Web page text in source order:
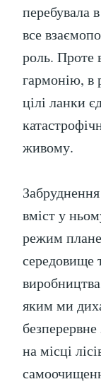
перебувала
все
роль.
гармонію, в
цілі ланки
живому.
вміст у
режим
середовище
яким ми
на місці